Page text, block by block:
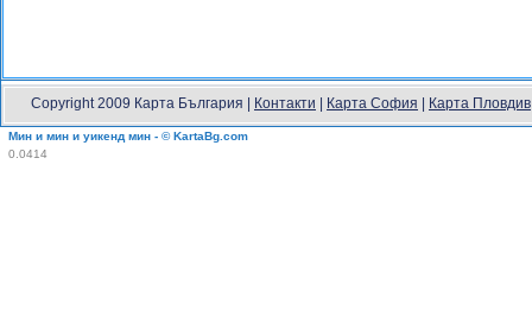
Copyright 2009 Карта България | Контакти Карта София Карта Пловдив
Мин и мин и уикенд мин - © KartaBg.com
0.0414